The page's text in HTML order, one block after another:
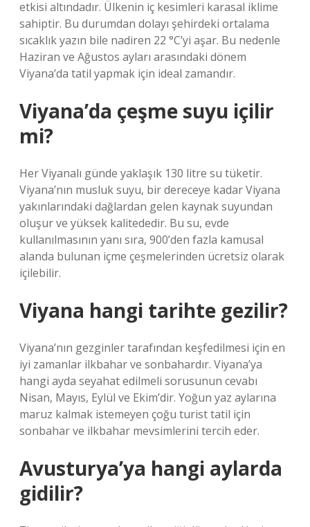
etkisi altındadır. Ülkenin iç kesimleri karasal iklime
sahiptir. Bu durumdan dolayı şehirdeki ortalama
sıcaklık yazın bile nadiren 22 °C’yi aşar. Bu nedenle
Haziran ve Ağustos ayları arasındaki dönem
Viyana’da tatil yapmak için ideal zamandır.
Viyana’da çeşme suyu içilir
mi?
Her Viyanalı günde yaklaşık 130 litre su tüketir.
Viyana’nın musluk suyu, bir dereceye kadar Viyana
yakınlarındaki dağlardan gelen kaynak suyundan
oluşur ve yüksek kalitededir. Bu su, evde
kullanılmasının yanı sıra, 900’den fazla kamusal
alanda bulunan içme çeşmelerinden ücretsiz olarak
içilebilir.
Viyana hangi tarihte gezilir?
Viyana’nın gezginler tarafından keşfedilmesi için en
iyi zamanlar ilkbahar ve sonbahardır. Viyana’ya
hangi ayda seyahat edilmeli sorusunun cevabı
Nisan, Mayıs, Eylül ve Ekim’dir. Yoğun yaz aylarına
maruz kalmak istemeyen çoğu turist tatil için
sonbahar ve ilkbahar mevsimlerini tercih eder.
Avusturya’ya hangi aylarda
gidilir?